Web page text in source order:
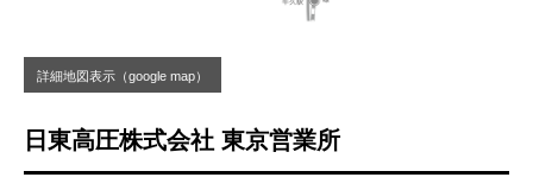
詳細地図表示（google map）
日東高圧株式会社 東京営業所